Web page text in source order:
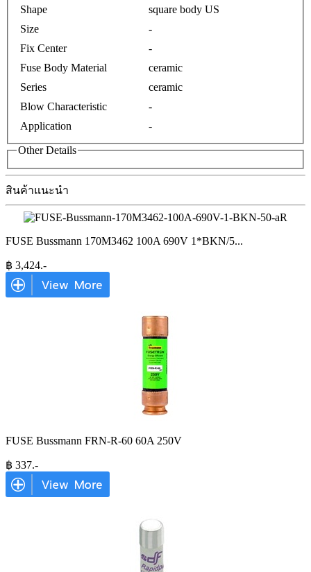
Shape
square body US
Size
-
Fix Center
-
Fuse Body Material
ceramic
Series
ceramic
Blow Characteristic
-
Application
-
Other Details
สินค้าแนะนำ
FUSE Bussmann 170M3462 100A 690V 1*BKN/5...
฿ 3,424.-
FUSE Bussmann FRN-R-60 60A 250V
฿ 337.-